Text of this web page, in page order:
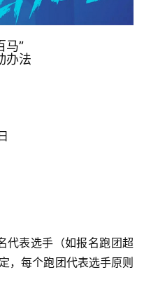
马”
办法
代表选手（如报名跑团超
，每个跑团代表选手原则